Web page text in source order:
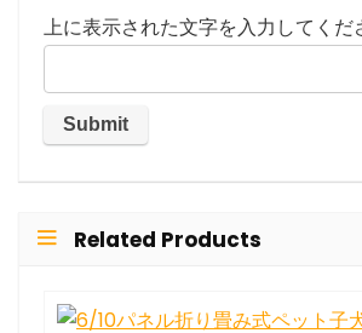
上に表示された文字を入力してくだ
Related Products